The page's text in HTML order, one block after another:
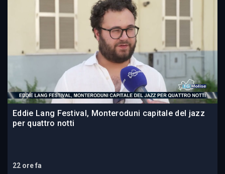
Eddie Lang Festival, Monteroduni capitale del jazz
per quattro notti
22 ore fa